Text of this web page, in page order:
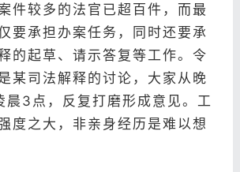
件较多的法官已超百件，而最
要承担办案任务，同时还要承
的起草、请示答复等工作。令
某司法解释的讨论，大家从晚
晨3点，反复打磨形成意见。工
度之大，非亲身经历是难以想